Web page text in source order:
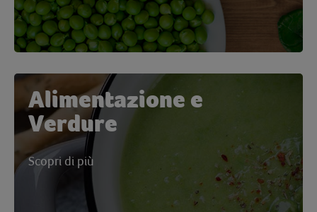
Alimentazione e
Verdure
Scopri di più